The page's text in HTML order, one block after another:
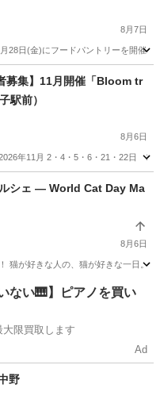
8月7日
月28日(金)にフードパントリーを開
フードパントリー
募集】11月開催「Bloom tr
駅前）
8月6日
年11月 2・4・5・6・21・22日
シェ — World Cat Day Ma
8月6日
猫が好きな人の、猫が好きな一日。
りない🎹】ピアノを買い
限買取します
Ad
野